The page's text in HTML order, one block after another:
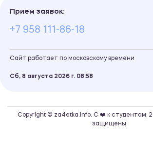
Прием заявок:
+7 958 111-86-18
Сайт работает по московскому времени
Сб, 8 августа 2026 г. 08 58
Copyright © za4etka.info. С ❤️ к студентам,
защищены